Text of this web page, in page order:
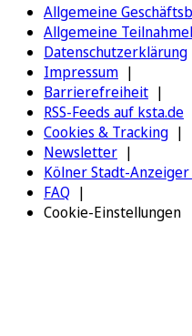
Allgemeine
Allgemeine
Datenschutzerklärung
Impressum
Barrierefreiheit
RSS-Feeds auf ksta.de
Cookies & Tracking
Newsletter
Kölner Stadt-
FAQ
Cookie-Einstellungen